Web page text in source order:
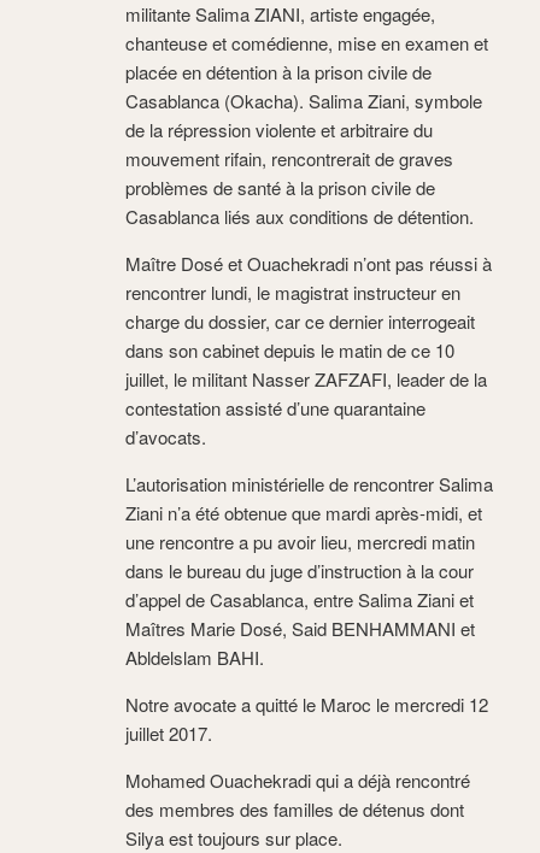
militante Salima ZIANI, artiste engagée,
chanteuse et comédienne, mise en examen et
placée en détention à la prison civile de
Casablanca (Okacha). Salima Ziani, symbole
de la répression violente et arbitraire du
mouvement rifain, rencontrerait de graves
problèmes de santé à la prison civile de
Casablanca liés aux conditions de détention.
Maître Dosé et Ouachekradi n’ont pas réussi à
rencontrer lundi, le magistrat instructeur en
charge du dossier, car ce dernier interrogeait
dans son cabinet depuis le matin de ce 10
juillet, le militant Nasser ZAFZAFI, leader de la
contestation assisté d’une quarantaine
d’avocats.
L’autorisation ministérielle de rencontrer Salima
Ziani n’a été obtenue que mardi après-midi, et
une rencontre a pu avoir lieu, mercredi matin
dans le bureau du juge d’instruction à la cour
d’appel de Casablanca, entre Salima Ziani et
Maîtres Marie Dosé, Said BENHAMMANI et
Abldelslam BAHI.
Notre avocate a quitté le Maroc le mercredi 12
juillet 2017.
Mohamed Ouachekradi qui a déjà rencontré
des membres des familles de détenus dont
Silya est toujours sur place.